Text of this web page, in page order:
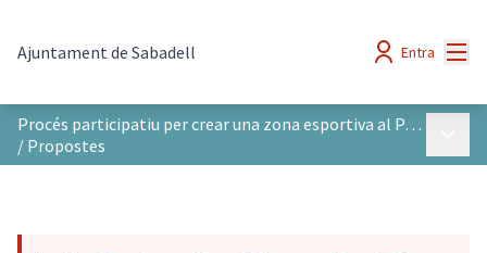
Ajuntament de Sabadell Entra
Procés participatiu per crear una zona esportiva al Parc del Nord
/ Propostes